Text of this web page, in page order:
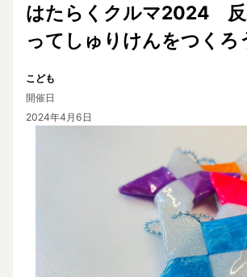
はたらくクルマ2024 反
ってしゅりけんをつくろ
こども
開催日
2024年4月6日